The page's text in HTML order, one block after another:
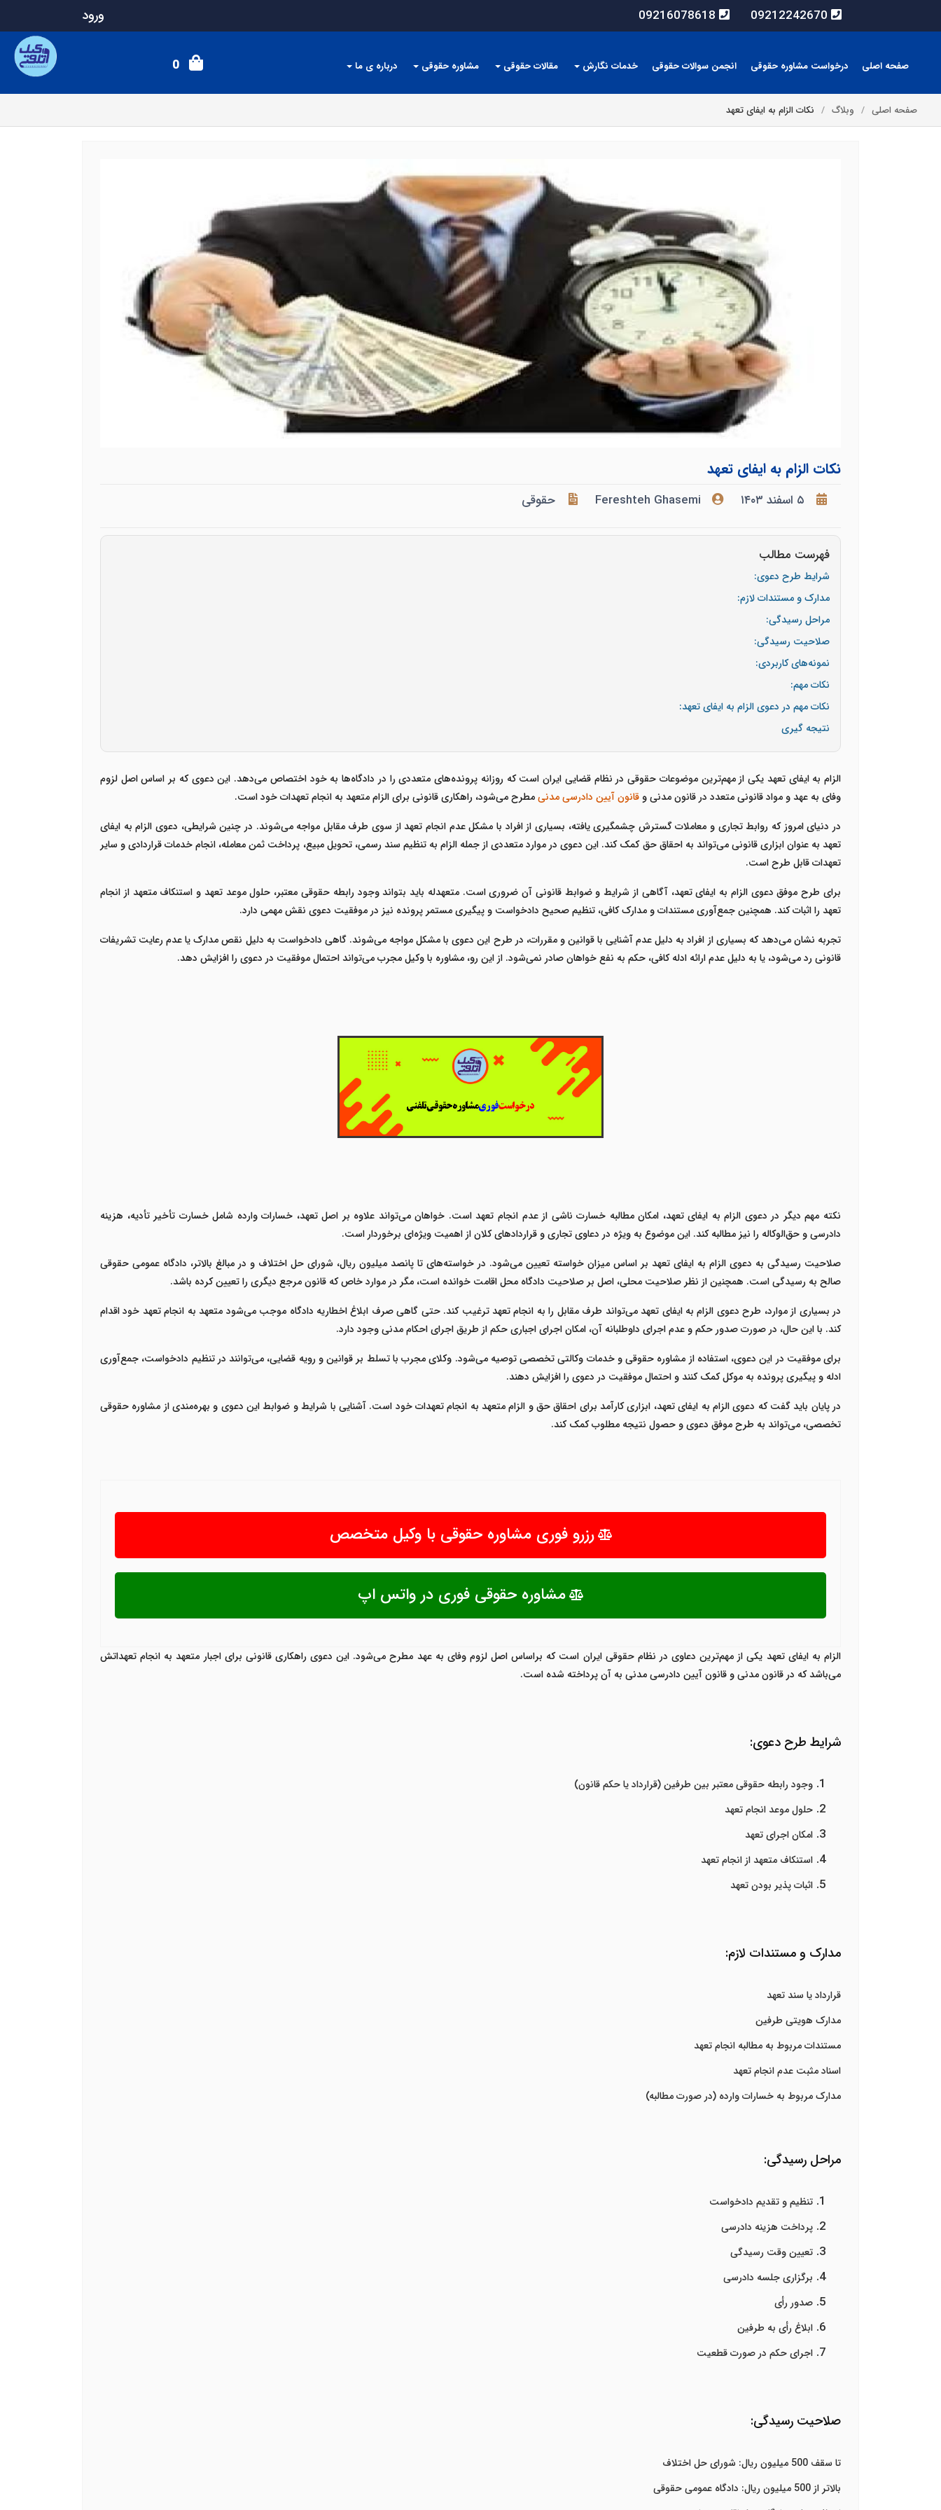
09212242670
09216078618 ورود
صفحه اصلی درخواست مشاوره حقوقی انجمن سوالات حقوقی خدمات نگارش مقالات حقوقی مشاوره حقوقی درباره ی ما 0
صفحه اصلی وبلاگ نکات الزام به ایفای تعهد
نکات الزام به ایفای تعهد
۵ اسفند ۱۴۰۳ Fereshteh Ghasemi حقوقی
فهرست مطالب
شرایط طرح دعوی:
مدارک و مستندات لازم:
مراحل رسیدگی:
صلاحیت رسیدگی:
نمونه‌های کاربردی:
نکات مهم:
نکات مهم در دعوی الزام به ایفای تعهد:
نتیجه گیری
الزام به ایفای تعهد یکی از مهم‌ترین موضوعات حقوقی در نظام قضایی ایران است که روزانه پرونده‌های متعددی را در دادگاه‌ها به خود اختصاص می‌دهد. این دعوی که بر اساس اصل لزوم
وفای به عهد و مواد قانونی متعدد در قانون مدنی و قانون آیین دادرسی مدنیمطرح می‌شود، راهکاری قانونی برای الزام متعهد به انجام تعهدات خود است.
در دنیای امروز که روابط تجاری و معاملات گسترش چشمگیری یافته، بسیاری از افراد با مشکل عدم انجام تعهد از سوی طرف مقابل مواجه می‌شوند. در چنین شرایطی، دعوی الزام به ایفای
تعهد به عنوان ابزاری قانونی می‌تواند به احقاق حق کمک کند. این دعوی در موارد متعددی از جمله الزام به تنظیم سند رسمی، تحویل مبیع، پرداخت ثمن معامله، انجام خدمات قراردادی و سایر
تعهدات قابل طرح است.
برای طرح موفق دعوی الزام به ایفای تعهد، آگاهی از شرایط و ضوابط قانونی آن ضروری است. متعهدله باید بتواند وجود رابطه حقوقی معتبر، حلول موعد تعهد و استنکاف متعهد از انجام
تعهد را اثبات کند. همچنین جمع‌آوری مستندات و مدارک کافی، تنظیم صحیح دادخواست و پیگیری مستمر پرونده نیز در موفقیت دعوی نقش مهمی دارد.
تجربه نشان می‌دهد که بسیاری از افراد به دلیل عدم آشنایی با قوانین و مقررات، در طرح این دعوی با مشکل مواجه می‌شوند. گاهی دادخواست به دلیل نقص مدارک یا عدم رعایت تشریفات
قانونی رد می‌شود، یا به دلیل عدم ارائه ادله کافی، حکم به نفع خواهان صادر نمی‌شود. از این رو، مشاوره با وکیل مجرب می‌تواند احتمال موفقیت در دعوی را افزایش دهد.
نکته مهم دیگر در دعوی الزام به ایفای تعهد، امکان مطالبه خسارت ناشی از عدم انجام تعهد است. خواهان می‌تواند علاوه بر اصل تعهد، خسارات وارده شامل خسارت تأخیر تأدیه، هزینه
دادرسی و حق‌الوکاله را نیز مطالبه کند. این موضوع به ویژه در دعاوی تجاری و قراردادهای کلان از اهمیت ویژه‌ای برخوردار است.
صلاحیت رسیدگی به دعوی الزام به ایفای تعهد بر اساس میزان خواسته تعیین می‌شود. در خواسته‌های تا پانصد میلیون ریال، شورای حل اختلاف و در مبالغ بالاتر، دادگاه عمومی حقوقی
صالح به رسیدگی است. همچنین از نظر صلاحیت محلی، اصل بر صلاحیت دادگاه محل اقامت خوانده است، مگر در موارد خاص که قانون مرجع دیگری را تعیین کرده باشد.
در بسیاری از موارد، طرح دعوی الزام به ایفای تعهد می‌تواند طرف مقابل را به انجام تعهد ترغیب کند. حتی گاهی صرف ابلاغ اخطاریه دادگاه موجب می‌شود متعهد به انجام تعهد خود اقدام
کند. با این حال، در صورت صدور حکم و عدم اجرای داوطلبانه آن، امکان اجرای اجباری حکم از طریق اجرای احکام مدنی وجود دارد.
برای موفقیت در این دعوی، استفاده از مشاوره حقوقی و خدمات وکالتی تخصصی توصیه می‌شود. وکلای مجرب با تسلط بر قوانین و رویه قضایی، می‌توانند در تنظیم دادخواست، جمع‌آوری
ادله و پیگیری پرونده به موکل کمک کنند و احتمال موفقیت در دعوی را افزایش دهند.
در پایان باید گفت که دعوی الزام به ایفای تعهد، ابزاری کارآمد برای احقاق حق و الزام متعهد به انجام تعهدات خود است. آشنایی با شرایط و ضوابط این دعوی و بهره‌مندی از مشاوره حقوقی
تخصصی، می‌تواند به طرح موفق دعوی و حصول نتیجه مطلوب کمک کند.
رزرو فوری مشاوره حقوقی با وکیل متخصص
مشاوره حقوقی فوری در واتس اپ
الزام به ایفای تعهد یکی از مهم‌ترین دعاوی در نظام حقوقی ایران است که براساس اصل لزوم وفای به عهد مطرح می‌شود. این دعوی راهکاری قانونی برای اجبار متعهد به انجام تعهداتش
می‌باشد که در قانون مدنی و قانون آیین دادرسی مدنی به آن پرداخته شده است.
شرایط طرح دعوی:
وجود رابطه حقوقی معتبر بین طرفین (قرارداد یا حکم قانون)
حلول موعد انجام تعهد
امکان اجرای تعهد
استنکاف متعهد از انجام تعهد
اثبات پذیر بودن تعهد
مدارک و مستندات لازم:
قرارداد یا سند تعهد
مدارک هویتی طرفین
مستندات مربوط به مطالبه انجام تعهد
اسناد مثبت عدم انجام تعهد
مدارک مربوط به خسارات وارده (در صورت مطالبه)
مراحل رسیدگی:
تنظیم و تقدیم دادخواست
پرداخت هزینه دادرسی
تعیین وقت رسیدگی
برگزاری جلسه دادرسی
صدور رأی
ابلاغ رأی به طرفین
اجرای حکم در صورت قطعیت
صلاحیت رسیدگی:
تا سقف 500 میلیون ریال: شورای حل اختلاف
بالاتر از 500 میلیون ریال: دادگاه عمومی حقوقی